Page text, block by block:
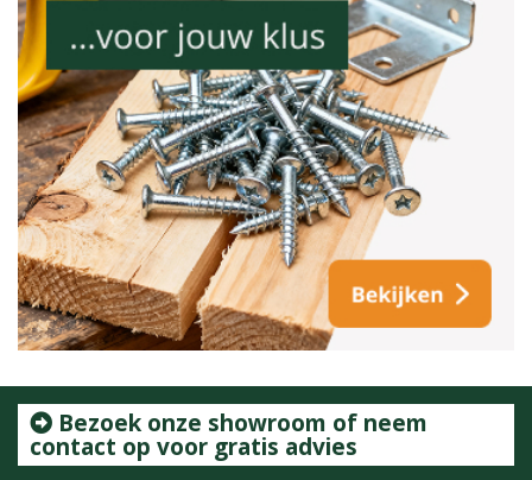
Bezoek onze showroom of neem
contact op voor gratis advies